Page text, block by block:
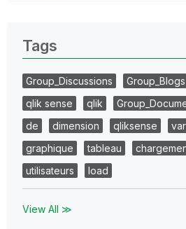
Tags
Group_Discussions Group_Blogs
qlik sense
qlik
de
dimension qliksense
graphique
tableau
utilisateurs
load
View All ≫